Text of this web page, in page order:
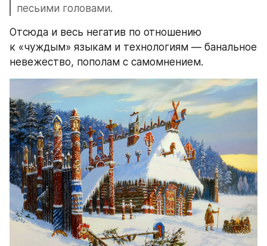
песьими головами.
Отсюда и весь негатив по отношению
к «чуждым» языкам и технологиям — банальное
невежество, пополам с самомнением.